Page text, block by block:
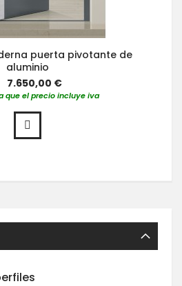
puerta pivotante de
aluminio
7.650,00 €
que el precio incluye iva